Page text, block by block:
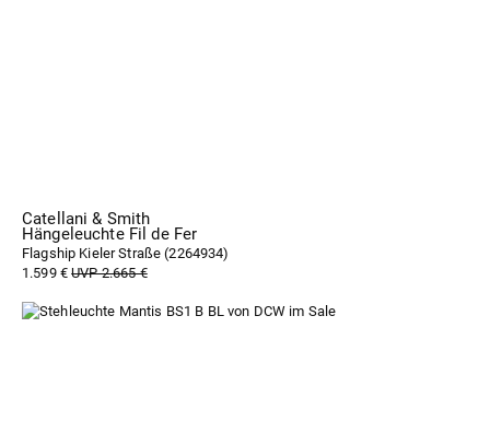
Catellani & Smith
Hängeleuchte Fil de Fer
Flagship Kieler Straße (2264934)
1.599 €UVP 2.665 €